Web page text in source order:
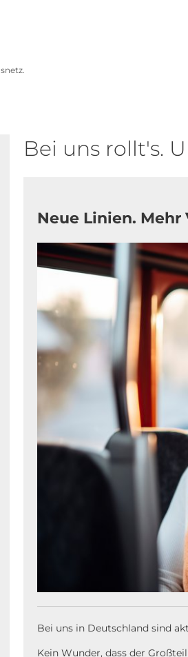
Bei uns rollt's.
Neue Linien.
Bei uns in Deutschland sind
Kein Wunder, dass der